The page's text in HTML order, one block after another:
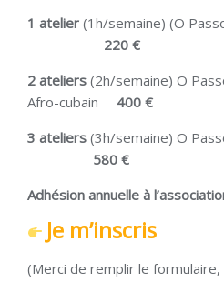
1 atelier (1h/semaine) (O
220 €
2 ateliers (2h/semaine) O
Afro-cubain 400 €
3 ateliers (3h/semaine) O
580 €
Adhésion annuelle à
Je m’inscris
(Merci de remplir le